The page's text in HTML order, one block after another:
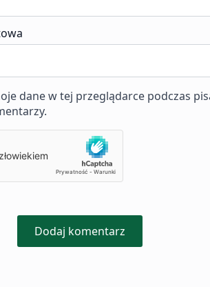
dane w tej przeglądarce podczas